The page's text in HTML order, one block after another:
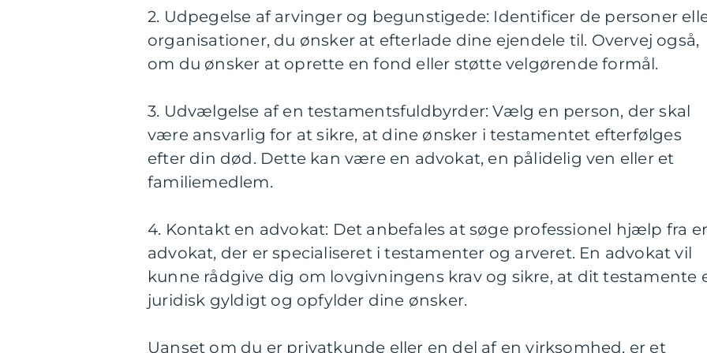
2. Udpegelse af arvinger og begunstigede: Identificer de personer
organisationer, du ønsker at efterlade dine ejendele til. Overvej også,
om du ønsker at oprette en fond eller støtte velgørende formål.
3. Udvælgelse af en testamentsfuldbyrder: Vælg en person, der skal
være ansvarlig for at sikre, at dine ønsker i testamentet efterfølges
efter din død. Dette kan være en advokat, en pålidelig ven eller et
familiemedlem.
4. Kontakt en advokat: Det anbefales at søge professionel hjælp fra
advokat, der er specialiseret i testamenter og arveret. En advokat vil
kunne rådgive dig om lovgivningens krav og sikre, at dit testamente
juridisk gyldigt og opfylder dine ønsker.
Uanset om du er privatkunde eller en del af en virksomhed, er et